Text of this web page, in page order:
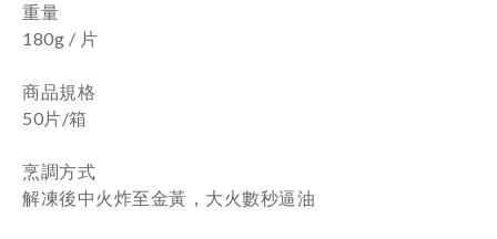
重量
180g / 片
商品規格
50片/箱
烹調方式
解凍後中火炸至金黃，大火數秒逼油